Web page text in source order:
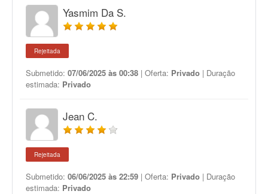
Yasmim Da S.
Rejeitada
Submetido: 07/06/2025 às 00:38 | Oferta: Privado | Duração
estimada: Privado
Jean C.
Rejeitada
Submetido: 06/06/2025 às 22:59 | Oferta: Privado | Duração
estimada: Privado